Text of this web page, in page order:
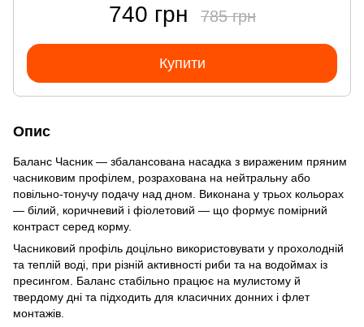
740 грн 785 грн
Купити
Опис
Баланс Часник — збалансована насадка з вираженим пряним
часниковим профілем, розрахована на нейтральну або
повільно-тонучу подачу над дном. Виконана у трьох кольорах
— білий, коричневий і фіолетовий — що формує помірний
контраст серед корму.
Часниковий профіль доцільно використовувати у прохолодній
та теплій воді, при різній активності риби та на водоймах із
пресингом. Баланс стабільно працює на мулистому й
твердому дні та підходить для класичних донних і флет
монтажів.